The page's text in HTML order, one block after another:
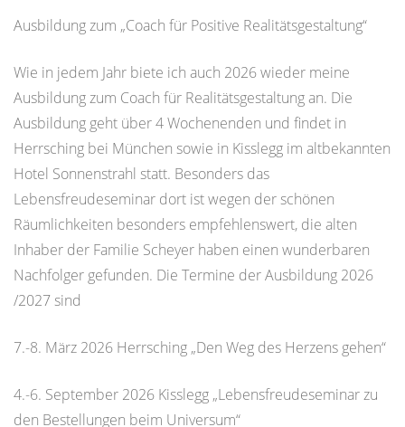
Ausbildung zum „Coach für Positive Realitätsgestaltung“
Wie in jedem Jahr biete ich auch 2026 wieder meine
Ausbildung zum Coach für Realitätsgestaltung an. Die
Ausbildung geht über 4 Wochenenden und findet in
Herrsching bei München sowie in Kisslegg im altbekannten
Hotel Sonnenstrahl statt. Besonders das
Lebensfreudeseminar dort ist wegen der schönen
Räumlichkeiten besonders empfehlenswert, die alten
Inhaber der Familie Scheyer haben einen wunderbaren
Nachfolger gefunden. Die Termine der Ausbildung 2026
/2027 sind
7.-8. März 2026 Herrsching „Den Weg des Herzens gehen“
4.-6. September 2026 Kisslegg „Lebensfreudeseminar zu
den Bestellungen beim Universum“